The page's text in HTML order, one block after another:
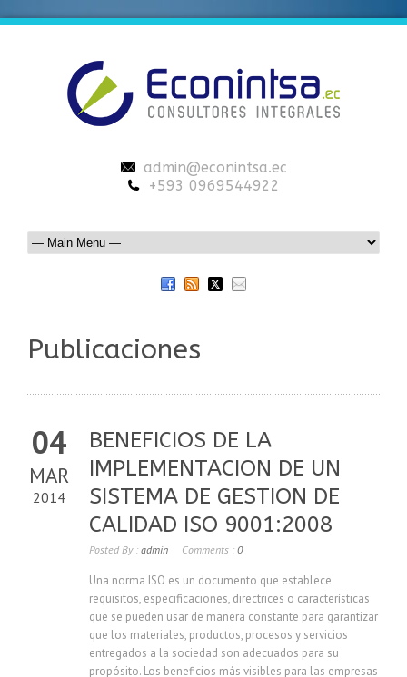
admin@econintsa.ec
+593 0969544922
Publicaciones
04
MAR
2014
BENEFICIOS DE LA
IMPLEMENTACION DE UN
SISTEMA DE GESTION DE
CALIDAD ISO 9001:2008
Posted By : admin Comments : 0
Una norma ISO es un documento que establece
requisitos, especificaciones, directrices o características
que se pueden usar de manera constante para garantizar
que los materiales, productos, procesos y servicios
entregados a la sociedad son adecuados para su
propósito. Los beneficios más visibles para las empresas